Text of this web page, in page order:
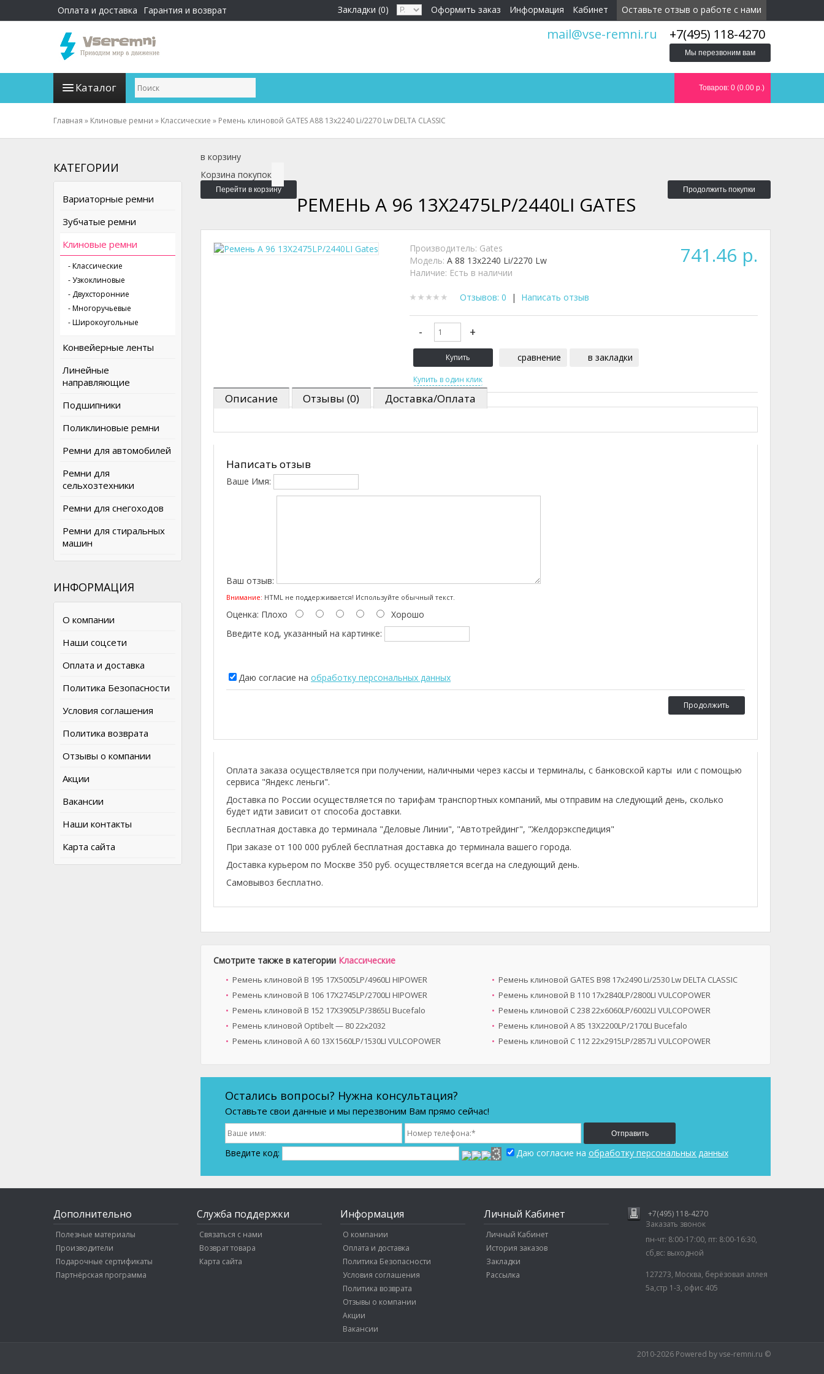
Оплата и доставка Гарантия и возврат Оставьте отзыв о работе с нами
Кабинет
Информация
Оформить заказ
Закладки (0)
+7(495) 118-4270
Мы перезвоним вам
mail@vse-remni.ru
Каталог Товаров: 0 (0.00 р.)
Главная » Клиновые ремни » Классические » Ремень клиновой GATES A88 13x2240 Li/2270 Lw DELTA CLASSIC
КАТЕГОРИИ
Вариаторные ремни
Зубчатые ремни
Клиновые ремни
- Классические
- Узкоклиновые
- Двухсторонние
- Многоручьевые
- Широкоугольные
Конвейерные ленты
Линейные
направляющие
Подшипники
Поликлиновые ремни
Ремни для автомобилей
Ремни для
сельхозтехники
Ремни для снегоходов
Ремни для стиральных
машин
ИНФОРМАЦИЯ
О компании
Наши соцсети
Оплата и доставка
Политика Безопасности
Условия соглашения
Политика возврата
Отзывы о компании
Акции
Вакансии
Наши контакты
Карта сайта
в корзину
Корзина покупок
Перейти в корзину Продолжить покупки
РЕМЕНЬ A 96 13X2475LP/2440LI GATES
741.46 р.
Производитель: Gates
Модель: A 88 13x2240 Li/2270 Lw
Наличие: Есть в наличии
Отзывов: 0 | Написать отзыв
сравнение в закладки
Описание Отзывы (0) Доставка/Оплата
Написать отзыв
Ваше Имя:
Ваш отзыв:
Внимание: HTML не поддерживается! Используйте обычный текст.
Оценка: Плохо
Хорошо
Введите код, указанный на картинке:
Даю согласие на обработку персональных данных
Продолжить
Оплата заказа осуществляется при получении, наличными через кассы и терминалы, с банковской карты или с помощью
сервиса "Яндекс леньги".
Доставка по России осуществляется по тарифам транспортных компаний, мы отправим на следующий день, сколько
будет идти зависит от способа доставки.
Бесплатная доставка до терминала "Деловые Линии", "Автотрейдинг", "Желдорэкспедиция"
При заказе от 100 000 рублей бесплатная доставка до терминала вашего города.
Доставка курьером по Москве 350 руб. осуществляется всегда на следующий день.
Самовывоз бесплатно.
Смотрите также в категории Классические
Ремень клиновой B 195 17X5005LP/4960LI HIPOWER
Ремень клиновой GATES B98 17x2490 Li/2530 Lw DELTA CLASSIC
Ремень клиновой B 106 17X2745LP/2700LI HIPOWER
Ремень клиновой B 110 17x2840LP/2800LI VULCOPOWER
Ремень клиновой B 152 17X3905LP/3865LI Bucefalo
Ремень клиновой C 238 22x6060LP/6002LI VULCOPOWER
Ремень клиновой Optibelt — 80 22x2032
Ремень клиновой A 85 13X2200LP/2170LI Bucefalo
Ремень клиновой A 60 13X1560LP/1530LI VULCOPOWER
Ремень клиновой C 112 22x2915LP/2857LI VULCOPOWER
Остались вопросы? Нужна консультация?
Оставьте свои данные и мы перезвоним Вам прямо сейчас!
Отправить
Введите код: Даю согласие на обработку персональных данных
Дополнительно
Полезные материалы
Производители
Подарочные сертификаты
Партнёрская программа
Служба поддержки
Связаться с нами
Возврат товара
Карта сайта
Информация
О компании
Оплата и доставка
Политика Безопасности
Условия соглашения
Политика возврата
Отзывы о компании
Акции
Вакансии
Личный Кабинет
Личный Кабинет
История заказов
Закладки
Рассылка
+7(495) 118-4270
Заказать звонок
пн-чт: 8:00-17:00, пт: 8:00-16:30,
сб,вс: выходной
127273, Москва, берёзовая аллея
5а,стр 1-3, офис 405
2010-2026 Powered by vse-remni.ru ©